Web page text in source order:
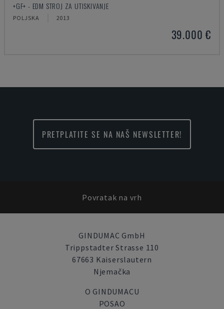
+GF+ - EDM STROJ ZA UTISKIVANJE
POLJSKA 2013
39.000 €
PRETPLATITE SE NA NAŠ NEWSLETTER!
Povratak na vrh
GINDUMAC GmbH
Trippstadter Strasse 110
67663 Kaiserslautern
Njemačka
O GINDUMACU
POSAO